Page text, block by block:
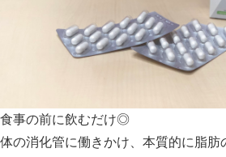
食事の前に飲むだけ◎
体の消化管に働きかけ、本質的に脂肪